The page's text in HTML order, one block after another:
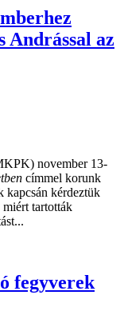
Andrással az
november 13-
címmel korunk
kapcsán kérdeztük
tartották
fegyverek